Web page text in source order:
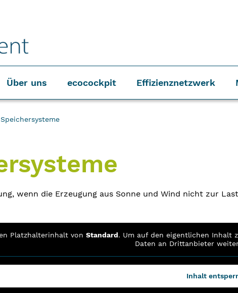
Über uns ecocockpit Effizienznetzwerk
Speichersysteme
wenn die Erzeugung aus Sonne und Wind nicht zur
Platzhalterinhalt von Standard. Um auf den eigentlichen Inhalt
Daten an Drittanbieter
Inhalt